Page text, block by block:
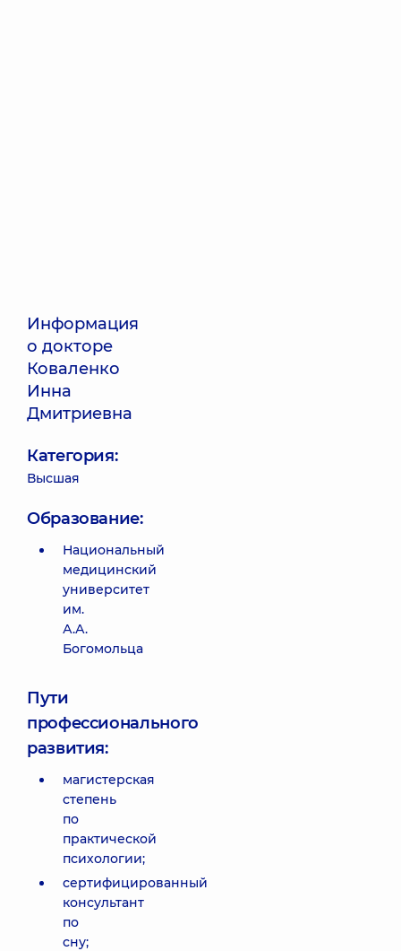
Информация
о докторе
Коваленко
Инна
Дмитриевна
Категория:
Высшая
Образование:
Национальный
медицинский
университет
им.
А.А.
Богомольца
Пути
профессионального
развития:
магистерская
степень
по
практической
психологии;
сертифицированный
консультант
по
сну;